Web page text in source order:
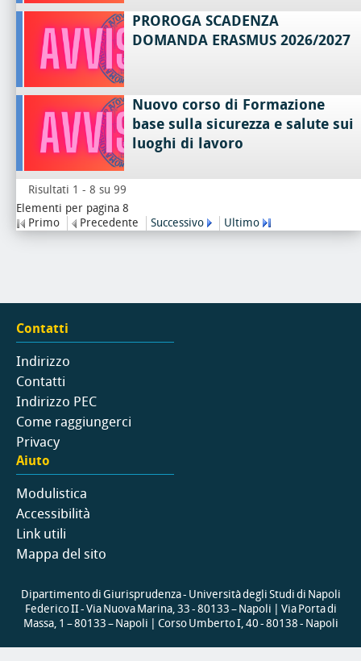
PROROGA SCADENZA
DOMANDA ERASMUS 2026/2027
Nuovo corso di Formazione
base sulla sicurezza e salute sui
luoghi di lavoro
Risultati 1 - 8 su 99
Elementi per pagina 8
Primo
Precedente Successivo Ultimo
Contatti
Indirizzo
Contatti
Indirizzo PEC
Come raggiungerci
Privacy
Aiuto
Modulistica
Accessibilità
Link utili
Mappa del sito
Dipartimento di Giurisprudenza - Università degli Studi di Napoli
Federico II - Via Nuova Marina, 33 - 80133 – Napoli | Via Porta di
Massa, 1 – 80133 – Napoli | Corso Umberto I, 40 - 80138 - Napoli